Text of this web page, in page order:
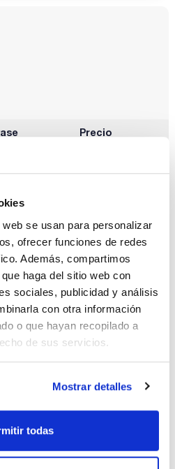
se usan para personalizar
ofrecer funciones de redes
Además, compartimos
haga del sitio web con
sociales, publicidad y análisis
con otra información
o que hayan recopilado a
de sus servicios.
Mostrar detalles
todas
Precio
:: Plastic
Precio
Comprar